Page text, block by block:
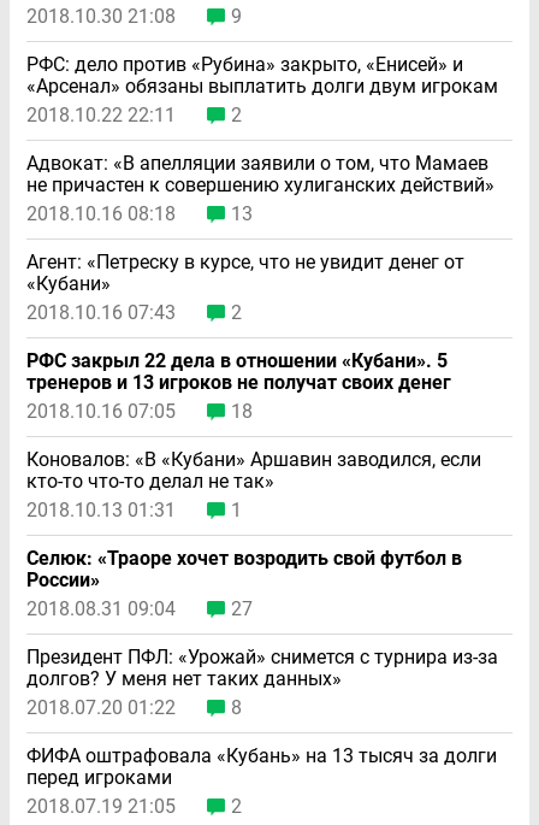
2018.10.30 21:08 9
РФС: дело против «Рубина» закрыто, «Енисей» и
«Арсенал» обязаны выплатить долги двум игрокам
2018.10.22 22:11
2
Адвокат: «В апелляции заявили о том, что Мамаев
не причастен к совершению хулиганских действий»
2018.10.16 08:18
13
Агент: «Петреску в курсе, что не увидит денег от
«Кубани»
2018.10.16 07:43
2
РФС закрыл 22 дела в отношении «Кубани». 5
тренеров и 13 игроков не получат своих денег
2018.10.16 07:05
18
Коновалов: «В «Кубани» Аршавин заводился, если
кто-то что-то делал не так»
2018.10.13 01:31
1
Селюк: «Траоре хочет возродить свой футбол в
России»
2018.08.31 09:04
27
Президент ПФЛ: «Урожай» снимется с турнира из-за
долгов? У меня нет таких данных»
2018.07.20 01:22
8
ФИФА оштрафовала «Кубань» на 13 тысяч за долги
перед игроками
2018.07.19 21:05
2